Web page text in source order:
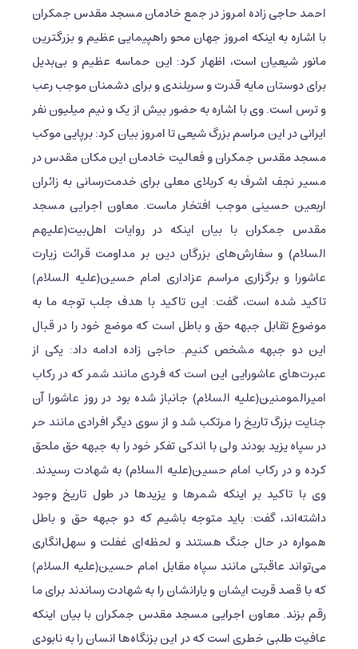
احمد حاجی زاده امروز در جمع خادمان مسجد مقدس جمکران
با اشاره به اینکه امروز جهان محو راهپیمایی عظیم و بزرگترین
مانور شیعیان است، اظهار کرد: این حماسه عظیم و بی‌بدیل
برای دوستان مایه قدرت و سربلندی و برای دشمنان موجب رعب
و ترس است. وی با اشاره به حضور بیش از یک و نیم میلیون نفر
ایرانی در این مراسم بزرگ شیعی تا امروز بیان کرد: برپایی موکب
مسجد مقدس جمکران و فعالیت خادمان این مکان مقدس در
مسیر نجف اشرف به کربلای معلی برای خدمت‌رسانی به زائران
اربعین حسینی موجب افتخار ماست. معاون اجرایی مسجد
مقدس جمکران با بیان اینکه در روایات اهل‌بیت(علیهم
السلام) و سفارش‌های بزرگان دین بر مداومت قرائت زیارت
عاشورا و برگزاری مراسم عزاداری امام حسین(علیه السلام)
تاکید شده است، گفت: این تاکید با هدف جلب توجه ما به
موضوع تقابل جبهه حق و باطل است که موضع خود را در قبال
این دو جبهه مشخص کنیم. حاجی زاده ادامه داد: یکی از
عبرت‌های عاشورایی این است که فردی مانند شمر که در رکاب
امیرالمومنین(علیه السلام) جانباز شده بود در روز عاشورا آن
جنایت بزرگ تاریخ را مرتکب شد و از سوی دیگر افرادی مانند حر
در سپاه یزید بودند ولی با اندکی تفکر خود را به جبهه حق ملحق
کرده و در رکاب امام حسین(علیه السلام) به شهادت رسیدند.
وی با تاکید بر اینکه شمرها و یزید‌ها در طول تاریخ وجود
داشته‌اند، گفت: باید متوجه باشیم که دو جبهه حق و باطل
همواره در حال جنگ هستند و لحظه‌ای غفلت و سهل‌انگاری
می‌تواند عاقبتی مانند سپاه مقابل امام حسین(علیه السلام)
که با قصد قربت ایشان و یارانشان را به شهادت رساندند برای ما
رقم بزند. معاون اجرایی مسجد مقدس جمکران با بیان اینکه
عافیت طلبی خطری است که در این بزنگاه‌ها انسان را به نابودی